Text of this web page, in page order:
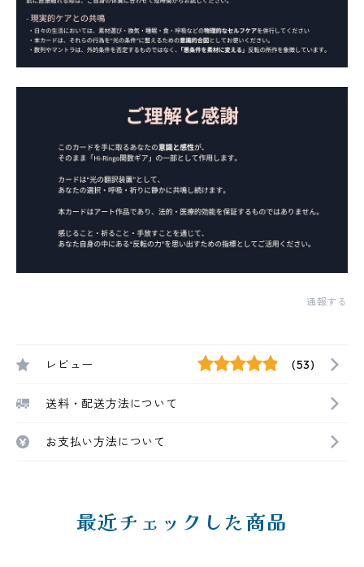
通報する
レビュー (53)
送料・配送方法について
お支払い方法について
最近チェックした商品